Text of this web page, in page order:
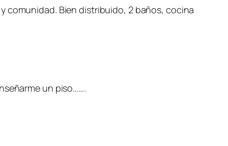
comunidad. Bien distribuido, 2 baños, cocina
un piso…….